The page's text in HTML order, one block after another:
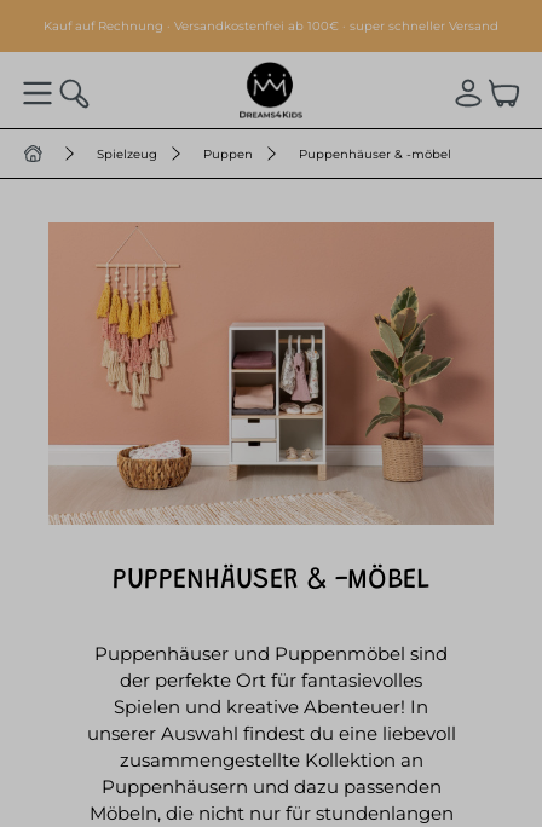
springen
Kauf auf Rechnung · Versandkostenfrei ab 100€ · super schneller Versand
Spielzeug Puppen Puppenhäuser & -möbel
PUPPENHÄUSER & -MÖBEL
Puppenhäuser und Puppenmöbel sind
der perfekte Ort für fantasievolles
Spielen und kreative Abenteuer! In
unserer Auswahl findest du eine liebevoll
zusammengestellte Kollektion an
Puppenhäusern und dazu passenden
Möbeln, die nicht nur für stundenlangen